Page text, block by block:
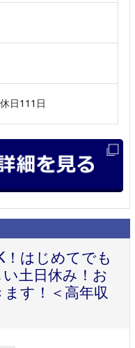
日111日
！はじめてでも
土日休み！お
す！＜高年収